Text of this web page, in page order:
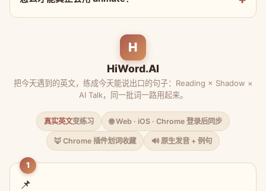
H
HiWord.AI
把今天遇到的英文，练成今天能说出口的句子：Reading × Shadow ×
AI Talk，同一批词一路用起来。
真实英文变练习 🌐 Web · iOS · Chrome 登录后同步
🦊 Chrome 插件划词收藏 🔊 原生发音 + 例句
1
📌